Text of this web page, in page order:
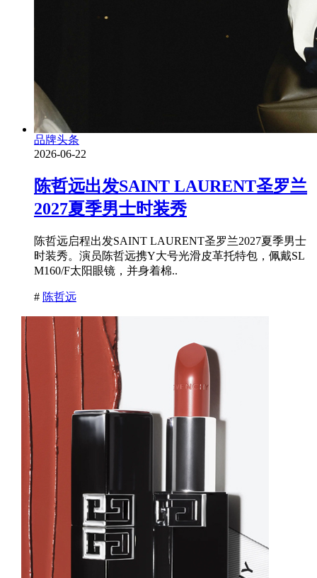
品牌头条
2026-06-22
陈哲远出发SAINT LAURENT圣罗兰
2027夏季男士时装秀
陈哲远启程出发SAINT LAURENT圣罗兰2027夏季男士
时装秀。演员陈哲远携Y大号光滑皮革托特包，佩戴SL
M160/F太阳眼镜，并身着棉..
# 陈哲远